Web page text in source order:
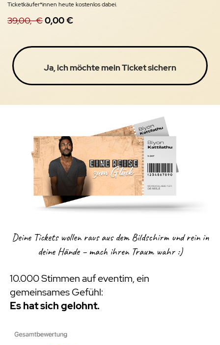
Ticketkäufer*innen heute kostenlos dabei.
39,00,-€0,00 €
Ja, ich möchte mein Ticket sichern
Deine Tickets wollen raus aus dem Bildschirm und rein in
deine Hände – mach ihren Traum wahr :)
10.000 Stimmen auf eventim, ein
gemeinsames Gefühl:
Es hat sich gelohnt.